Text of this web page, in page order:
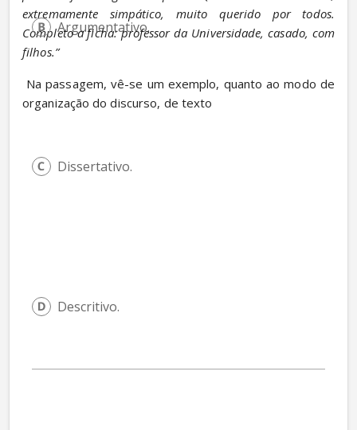
extremamente simpático, muito querido por todos.
Completo a ficha: professor da Universidade, casado, com
filhos.”
organização do discurso, de texto
Argumentativo.
Dissertativo.
Descritivo.